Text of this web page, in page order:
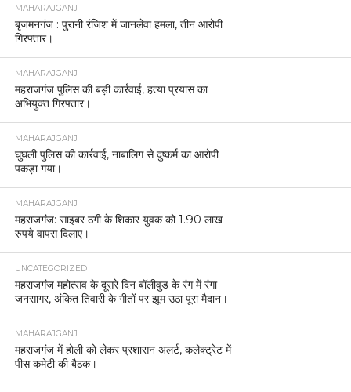
MAHARAJGANJ
बृजमनगंज : पुरानी रंजिश में जानलेवा हमला, तीन आरोपी
गिरफ्तार।
MAHARAJGANJ
महराजगंज पुलिस की बड़ी कार्रवाई, हत्या प्रयास का
अभियुक्त गिरफ्तार।
MAHARAJGANJ
घुघली पुलिस की कार्रवाई, नाबालिग से दुष्कर्म का आरोपी
पकड़ा गया।
MAHARAJGANJ
महराजगंज: साइबर ठगी के शिकार युवक को 1.90 लाख
रुपये वापस दिलाए।
UNCATEGORIZED
महराजगंज महोत्सव के दूसरे दिन बॉलीवुड के रंग में रंगा
जनसागर, अंकित तिवारी के गीतों पर झूम उठा पूरा मैदान।
MAHARAJGANJ
महराजगंज में होली को लेकर प्रशासन अलर्ट, कलेक्ट्रेट में
पीस कमेटी की बैठक।